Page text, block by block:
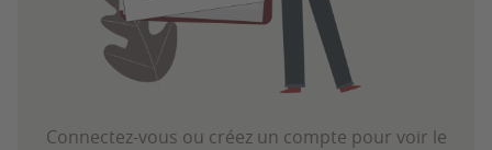
Connectez-vous ou créez un compte pour voir le